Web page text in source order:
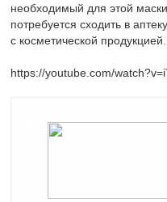
необходимый для этой
потребуется сходить в
с косметической продукцией.
https://youtube.com/